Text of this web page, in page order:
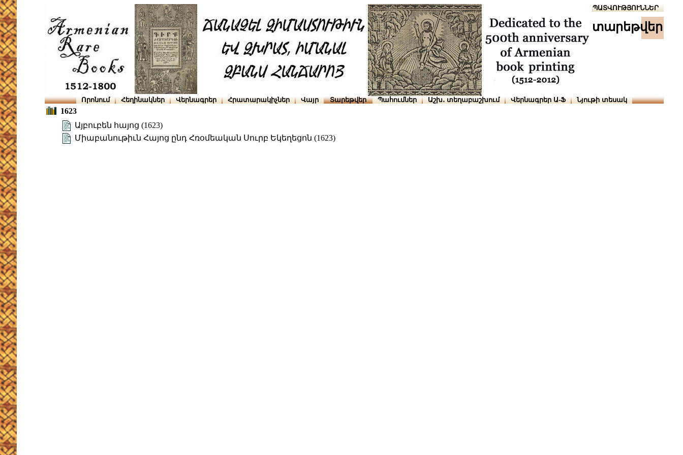
ՆԱԽԱՊԱՏՎՈՒԹՅՈՒՆՆԵՐ
տարեթվեր
Որոնում Հեղինակներ Վերնագրեր Հրատարակիչներ Վայր Տարեթվեր Պահումներ Աշխ․ տեղաբաշխում Վերնագրեր Ա-Ֆ Նյութի տեսակ
1623
Այբուբեն հայոց (1623)
Միաբանութիւն Հայոց ընդ Հռօմեական Սուրբ Եկեղեցոն (1623)